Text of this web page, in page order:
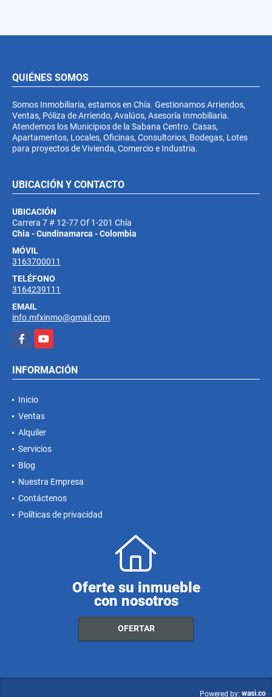
QUIÉNES SOMOS
Somos Inmobiliaria, estamos en Chía. Gestionamos Arriendos,
Ventas, Póliza de Arriendo, Avalúos, Asesoría Inmobiliaria.
Atendemos los Municipios de la Sabana Centro. Casas,
Apartamentos, Locales, Oficinas, Consultorios, Bodegas, Lotes
para proyectos de Vivienda, Comercio e Industria.
UBICACIÓN Y CONTACTO
UBICACIÓN
Carrera 7 # 12-77 Of 1-201 Chía
Chia - Cundinamarca - Colombia
MÓVIL
3163700011
TELÉFONO
3164239111
EMAIL
info.mfxinmo@gmail.com
FacebookYouTube
INFORMACIÓN
Inicio
Ventas
Alquiler
Servicios
Blog
Nuestra Empresa
Contáctenos
Políticas de privacidad
Oferte su inmueble
con nosotros
OFERTAR
Powered by: wasi.co